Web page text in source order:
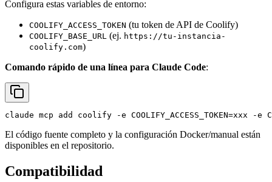
Configura estas variables de entorno:
COOLIFY_ACCESS_TOKEN (tu token de API de Coolify)
COOLIFY_BASE_URL (ej. https://tu-instancia-
coolify.com)
Comando rápido de una línea para Claude Code:
El código fuente completo y la configuración Docker/manual están
disponibles en el repositorio.
Compatibilidad